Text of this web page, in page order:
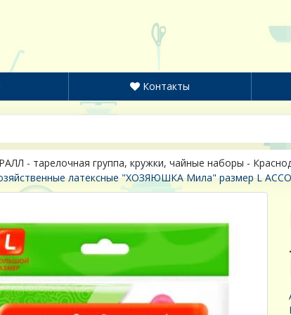
Контакты
- тарелочная группа, кружки, чайные наборы -
латексные "ХОЗЯЮШКА Мила" размер L